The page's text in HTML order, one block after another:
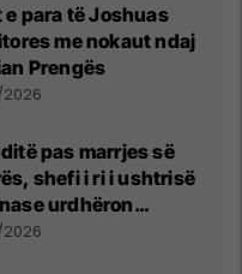
e para të Joshuas
me nokaut ndaj
Prengës
pas marrjes së
shefi i ri i ushtrisë
urdhëron
të madh